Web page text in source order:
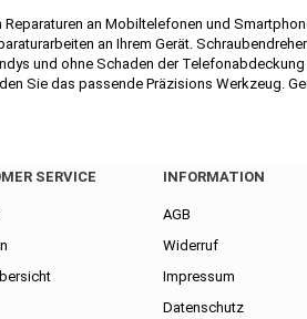
an Mobiltelefonen und
an Ihrem Gerät.
und ohne Schaden der
Sie das passende Präzisions Werkzeug.
SERVICE INFORMATION
AGB
Widerruf
Impressum
Datenschutz